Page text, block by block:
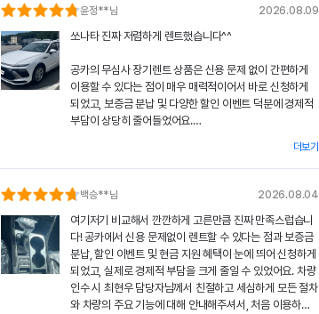
윤정**님 2026.08.09
쏘나타 진짜 저렴하게 렌트했습니다^^
공카의 무심사 장기렌트 상품은 신용 문제 없이 간편하게
이용할 수 있다는 점이 매우 매력적이어서 바로 신청하게
되었고, 보증금 분납 및 다양한 할인 이벤트 덕분에 경제적
부담이 상당히 줄어들었어요.
차량 인수 시 장민혁 담당자님께서 친절하고 꼼꼼하게 신차
의 상태와 각종 기능에 대해 설명해주셔서, 처음 이용하는
분들도 부담 없이 서비스를 체험할 수 있었어요.
공카의 본부 직거래 시스템으로 중간 마진 없이 합리적인
렌트료를 제공받았고, 즉시 출고되는 신차 덕분에 긴급 상
황에서도 차질 없이 차량을 이용할 수 있었던 점이 특히 인
상 깊었어요.
쏘나타의 세련된 디자인과 최신 편의 기능, 그리고 안전 장
더보기
백승**님 2026.08.04
여기저기 비교해서 깐깐하게 고른만큼 진짜 만족스럽습니
다! 공카에서 신용 문제없이 렌트할 수 있다는 점과 보증금
분납, 할인 이벤트 및 현금 지원 혜택이 눈에 띄어 신청하게
되었고, 실제로 경제적 부담을 크게 줄일 수 있었어요. 차량
인수 시 최현우 담당자님께서 친절하고 세심하게 모든 절차
와 차량의 주요 기능에 대해 안내해주셔서, 처음 이용하는